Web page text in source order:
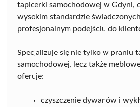
tapicerki samochodowej w Gdyni,
wysokim standardzie świadczonych
profesjonalnym podejściu do
Specjalizuje się nie tylko w praniu
samochodowej, lecz także
oferuje:
czyszczenie dywanów i